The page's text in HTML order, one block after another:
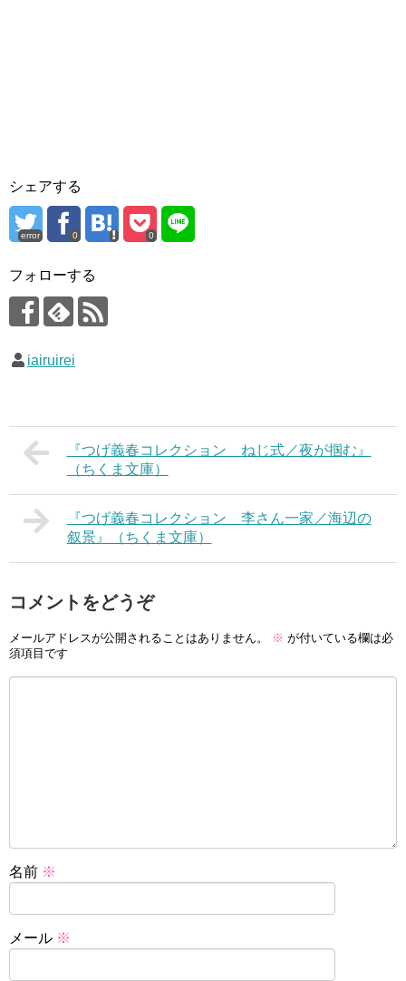
シェアする
error 0 0
フォローする
iairuirei
『つげ義春コレクション ねじ式／夜が掴む』
（ちくま文庫）
『つげ義春コレクション 李さん一家／海辺の
叙景』（ちくま文庫）
コメントをどうぞ
メールアドレスが公開されることはありません。 ※ が付いている欄は必
須項目です
名前 ※
メール ※